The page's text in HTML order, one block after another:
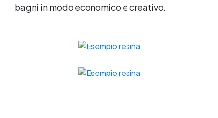
bagni in modo economico e creativo.